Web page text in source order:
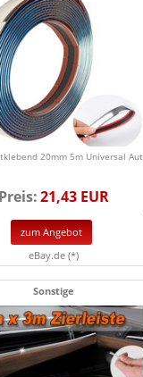
20mm 5m Universal
Preis:21,43 EUR
zum Angebot
eBay.de (*)
Sonstige